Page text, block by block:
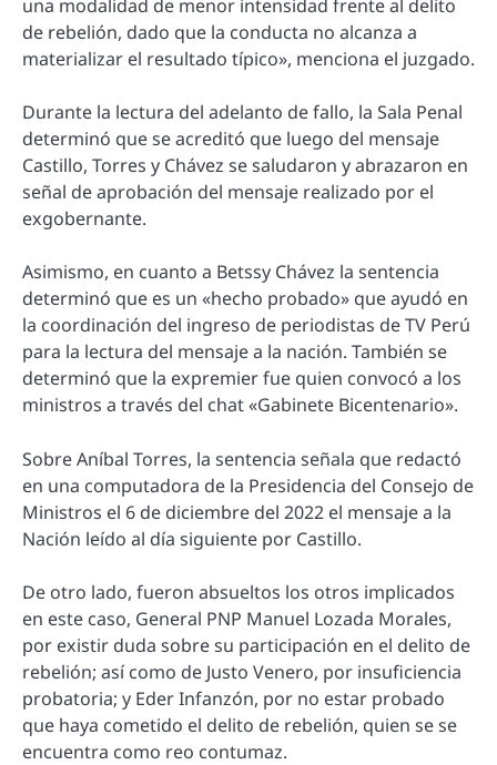
una modalidad de menor intensidad frente al delito
de rebelión, dado que la conducta no alcanza a
materializar el resultado típico», menciona el juzgado.
Durante la lectura del adelanto de fallo, la Sala Penal
determinó que se acreditó que luego del mensaje
Castillo, Torres y Chávez se saludaron y abrazaron en
señal de aprobación del mensaje realizado por el
exgobernante.
Asimismo, en cuanto a Betssy Chávez la sentencia
determinó que es un «hecho probado» que ayudó en
la coordinación del ingreso de periodistas de TV Perú
para la lectura del mensaje a la nación. También se
determinó que la expremier fue quien convocó a los
ministros a través del chat «Gabinete Bicentenario».
Sobre Aníbal Torres, la sentencia señala que redactó
en una computadora de la Presidencia del Consejo de
Ministros el 6 de diciembre del 2022 el mensaje a la
Nación leído al día siguiente por Castillo.
De otro lado, fueron absueltos los otros implicados
en este caso, General PNP Manuel Lozada Morales,
por existir duda sobre su participación en el delito de
rebelión; así como de Justo Venero, por insuficiencia
probatoria; y Eder Infanzón, por no estar probado
que haya cometido el delito de rebelión, quien se se
encuentra como reo contumaz.